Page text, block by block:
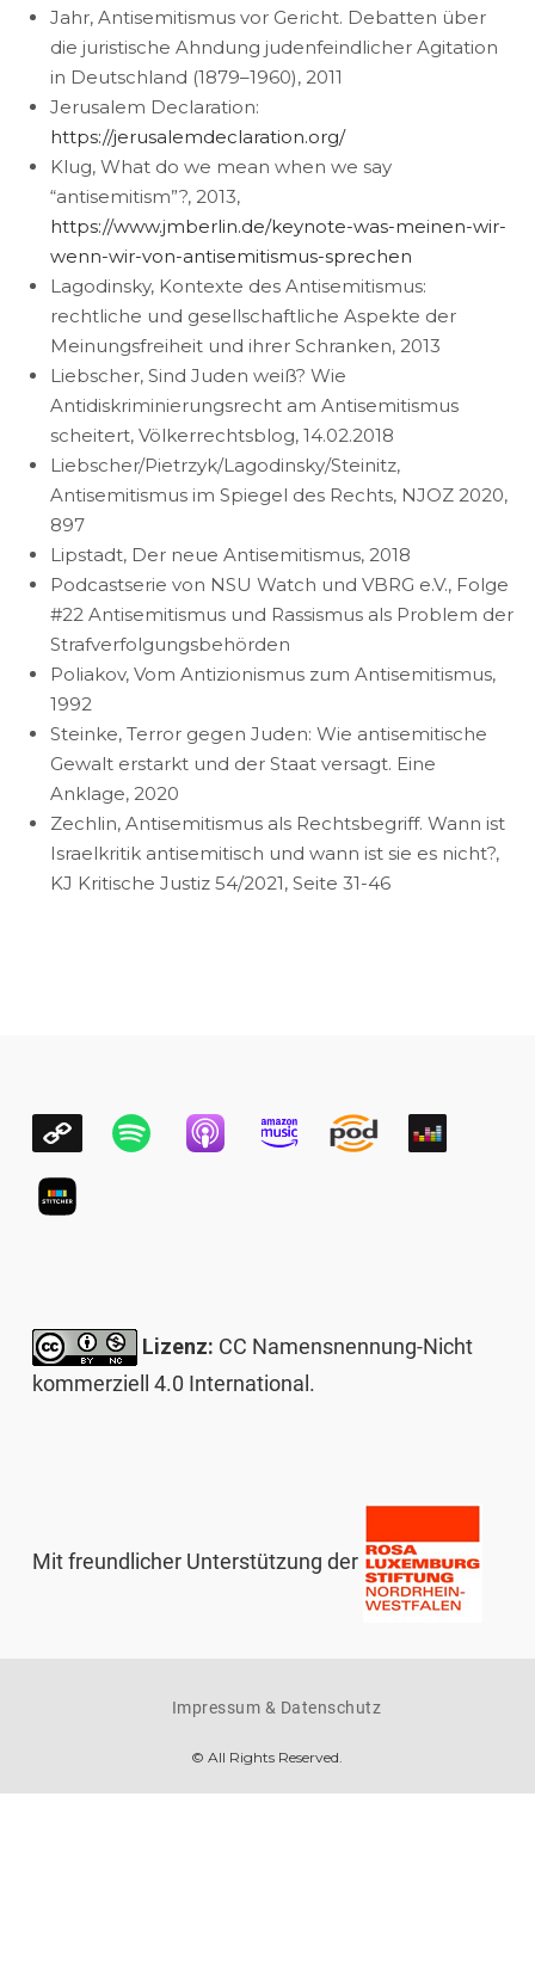
Jahr, Antisemitismus vor Gericht. Debatten über
die juristische Ahndung judenfeindlicher Agitation
in Deutschland (1879–1960), 2011
Jerusalem Declaration:
https://jerusalemdeclaration.org/
Klug, What do we mean when we say
“antisemitism”?, 2013,
https://www.jmberlin.de/keynote-was-meinen-wir-
wenn-wir-von-antisemitismus-sprechen
Lagodinsky, Kontexte des Antisemitismus:
rechtliche und gesellschaftliche Aspekte der
Meinungsfreiheit und ihrer Schranken, 2013
Liebscher, Sind Juden weiß? Wie
Antidiskriminierungsrecht am Antisemitismus
scheitert, Völkerrechtsblog, 14.02.2018
Liebscher/Pietrzyk/Lagodinsky/Steinitz,
Antisemitismus im Spiegel des Rechts, NJOZ 2020,
897
Lipstadt, Der neue Antisemitismus, 2018
Podcastserie von NSU Watch und VBRG e.V., Folge
#22 Antisemitismus und Rassismus als Problem der
Strafverfolgungsbehörden
Poliakov, Vom Antizionismus zum Antisemitismus,
1992
Steinke, Terror gegen Juden: Wie antisemitische
Gewalt erstarkt und der Staat versagt. Eine
Anklage, 2020
Zechlin, Antisemitismus als Rechtsbegriff. Wann ist
Israelkritik antisemitisch und wann ist sie es nicht?,
KJ Kritische Justiz 54/2021, Seite 31-46
Lizenz: CC Namensnennung-Nicht
kommerziell 4.0 International .
Mit freundlicher Unterstützung der
Impressum & Datenschutz
© All Rights Reserved.